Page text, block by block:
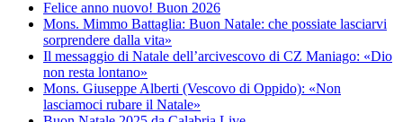
Felice anno nuovo! Buon 2026
Mons. Mimmo Battaglia: Buon Natale: che possiate lasciarvi
sorprendere dalla vita»
Il messaggio di Natale dell’arcivescovo di CZ Maniago: «Dio
non resta lontano»
Mons. Giuseppe Alberti (Vescovo di Oppido): «Non
lasciamoci rubare il Natale»